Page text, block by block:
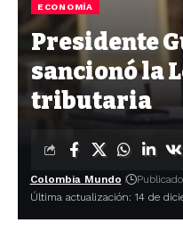
ECONOMÍA
Presidente
sancionó la
tributaria
Última actualización: 14 de
Colombia Mundo